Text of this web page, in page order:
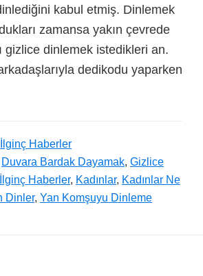
kabul etmiş. Dinlemek
zamansa yakın çevrede
gizlice dinlemek istedikleri an.
dedikodu yaparken
İlginç Haberler
Duvara Bardak Dayamak, Gizlice
İlginç Haberler, Kadınlar, Kadınlar Ne
Dinler, Yan Komşuyu Dinleme